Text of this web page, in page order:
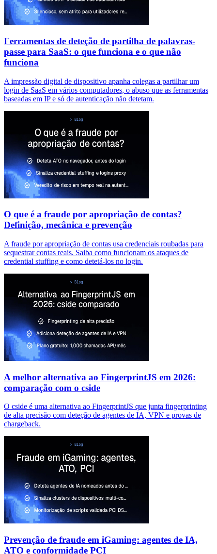
Ferramentas de deteção de partilha de palavras-
passe para SaaS: o que funciona e o que não
funciona
A impressão digital de dispositivo apanha colegas a partilhar um
login de SaaS em vários computadores, o abuso que as ferramentas
baseadas em IP e só de autenticação não detetam.
O que é a fraude por apropriação de contas?
Definição, mecânica e prevenção
A fraude por apropriação de contas usa credenciais roubadas para
sequestrar contas reais. Saiba como funcionam os ataques de
credential stuffing e como detetá-los no login.
A melhor alternativa ao FingerprintJS em 2026:
comparação com o cside
O cside é uma alternativa ao FingerprintJS que junta fingerprinting
de alta precisão com deteção de agentes de IA, VPN e provas de
chargeback.
Prevenção de fraude em iGaming: agentes de IA,
ATO e conformidade PCI